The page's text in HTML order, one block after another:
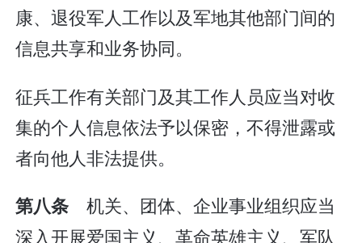
康、退役军人工作以及军地其他部门间的
信息共享和业务协同。
征兵工作有关部门及其工作人员应当对收
集的个人信息依法予以保密，不得泄露或
者向他人非法提供。
第八条 机关、团体、企业事业组织应当
深入开展爱国主义、革命英雄主义、军队